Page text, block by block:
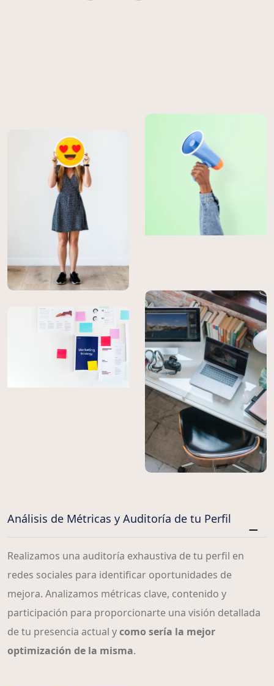
Análisis de Métricas y Auditoría de tu Perfil
Realizamos una auditoría exhaustiva de tu perfil en
redes sociales para identificar oportunidades de
mejora. Analizamos métricas clave, contenido y
participación para proporcionarte una visión detallada
de tu presencia actual ycomo sería la mejor
optimización de la misma.